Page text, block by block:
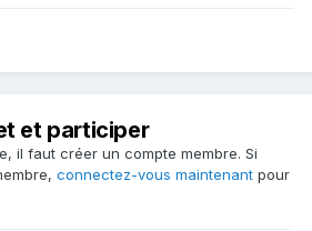
et participer
il faut créer un compte membre. Si
connectez-vous maintenant pour